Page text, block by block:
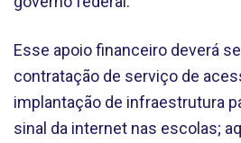
Esse apoio financeiro deverá
contratação de serviço de
implantação de infraestrutura
sinal da internet nas escolas;